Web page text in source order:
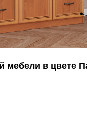
в цвете